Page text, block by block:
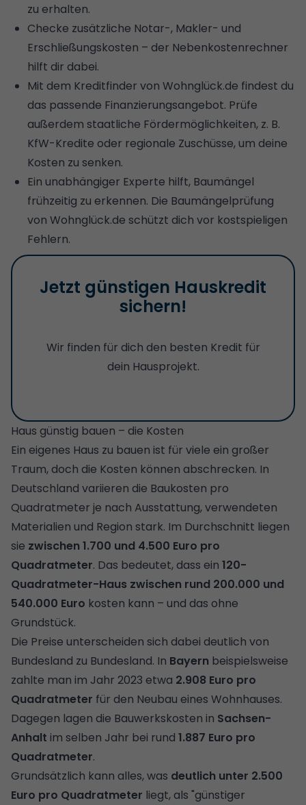
zu erhalten.
Checke zusätzliche Notar-, Makler- und
Erschließungskosten – der Nebenkostenrechner
hilft dir dabei.
Mit dem Kreditfinder von Wohnglück.de findest du
das passende Finanzierungsangebot. Prüfe
außerdem staatliche Fördermöglichkeiten, z. B.
KfW-Kredite oder regionale Zuschüsse, um deine
Kosten zu senken.
Ein unabhängiger Experte hilft, Baumängel
frühzeitig zu erkennen. Die Baumängelprüfung
von Wohnglück.de schützt dich vor kostspieligen
Fehlern.
Jetzt günstigen Hauskredit
sichern!
Wir finden für dich den besten Kredit für
dein Hausprojekt.
Haus günstig bauen – die Kosten
Ein eigenes Haus zu bauen ist für viele ein großer
Traum, doch die Kosten können abschrecken. In
Deutschland variieren die Baukosten pro
Quadratmeter je nach Ausstattung, verwendeten
Materialien und Region stark. Im Durchschnitt liegen
sie zwischen 1.700 und 4.500 Euro pro
Quadratmeter. Das bedeutet, dass ein 120-
Quadratmeter-Haus zwischen rund 200.000 und
540.000 Euro kosten kann – und das ohne
Grundstück.
Die Preise unterscheiden sich dabei deutlich von
Bundesland zu Bundesland. In Bayern beispielsweise
zahlte man im Jahr 2023 etwa 2.908 Euro pro
Quadratmeter für den Neubau eines Wohnhauses.
Dagegen lagen die Bauwerkskosten in Sachsen-
Anhalt im selben Jahr bei rund 1.887 Euro pro
Quadratmeter.
Grundsätzlich kann alles, was deutlich unter 2.500
Euro pro Quadratmeter liegt, als "günstiger